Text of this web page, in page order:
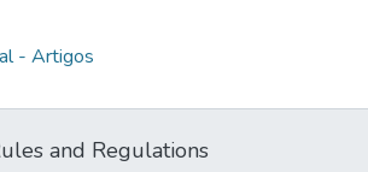
- Artigos
and Regulations